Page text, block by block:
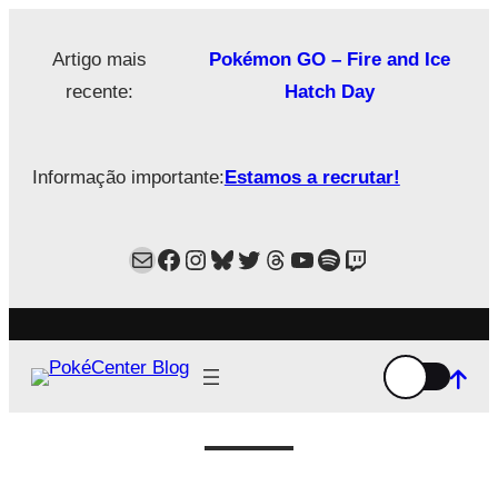
Artigo mais
recente:
Pokémon GO – Fire and Ice
Hatch Day
Informação importante:Estamos a recrutar!
MailFacebook
Instagram
Bluesky
Twitter
Estamos no Threads!
YouTube
Spotify
Twitch